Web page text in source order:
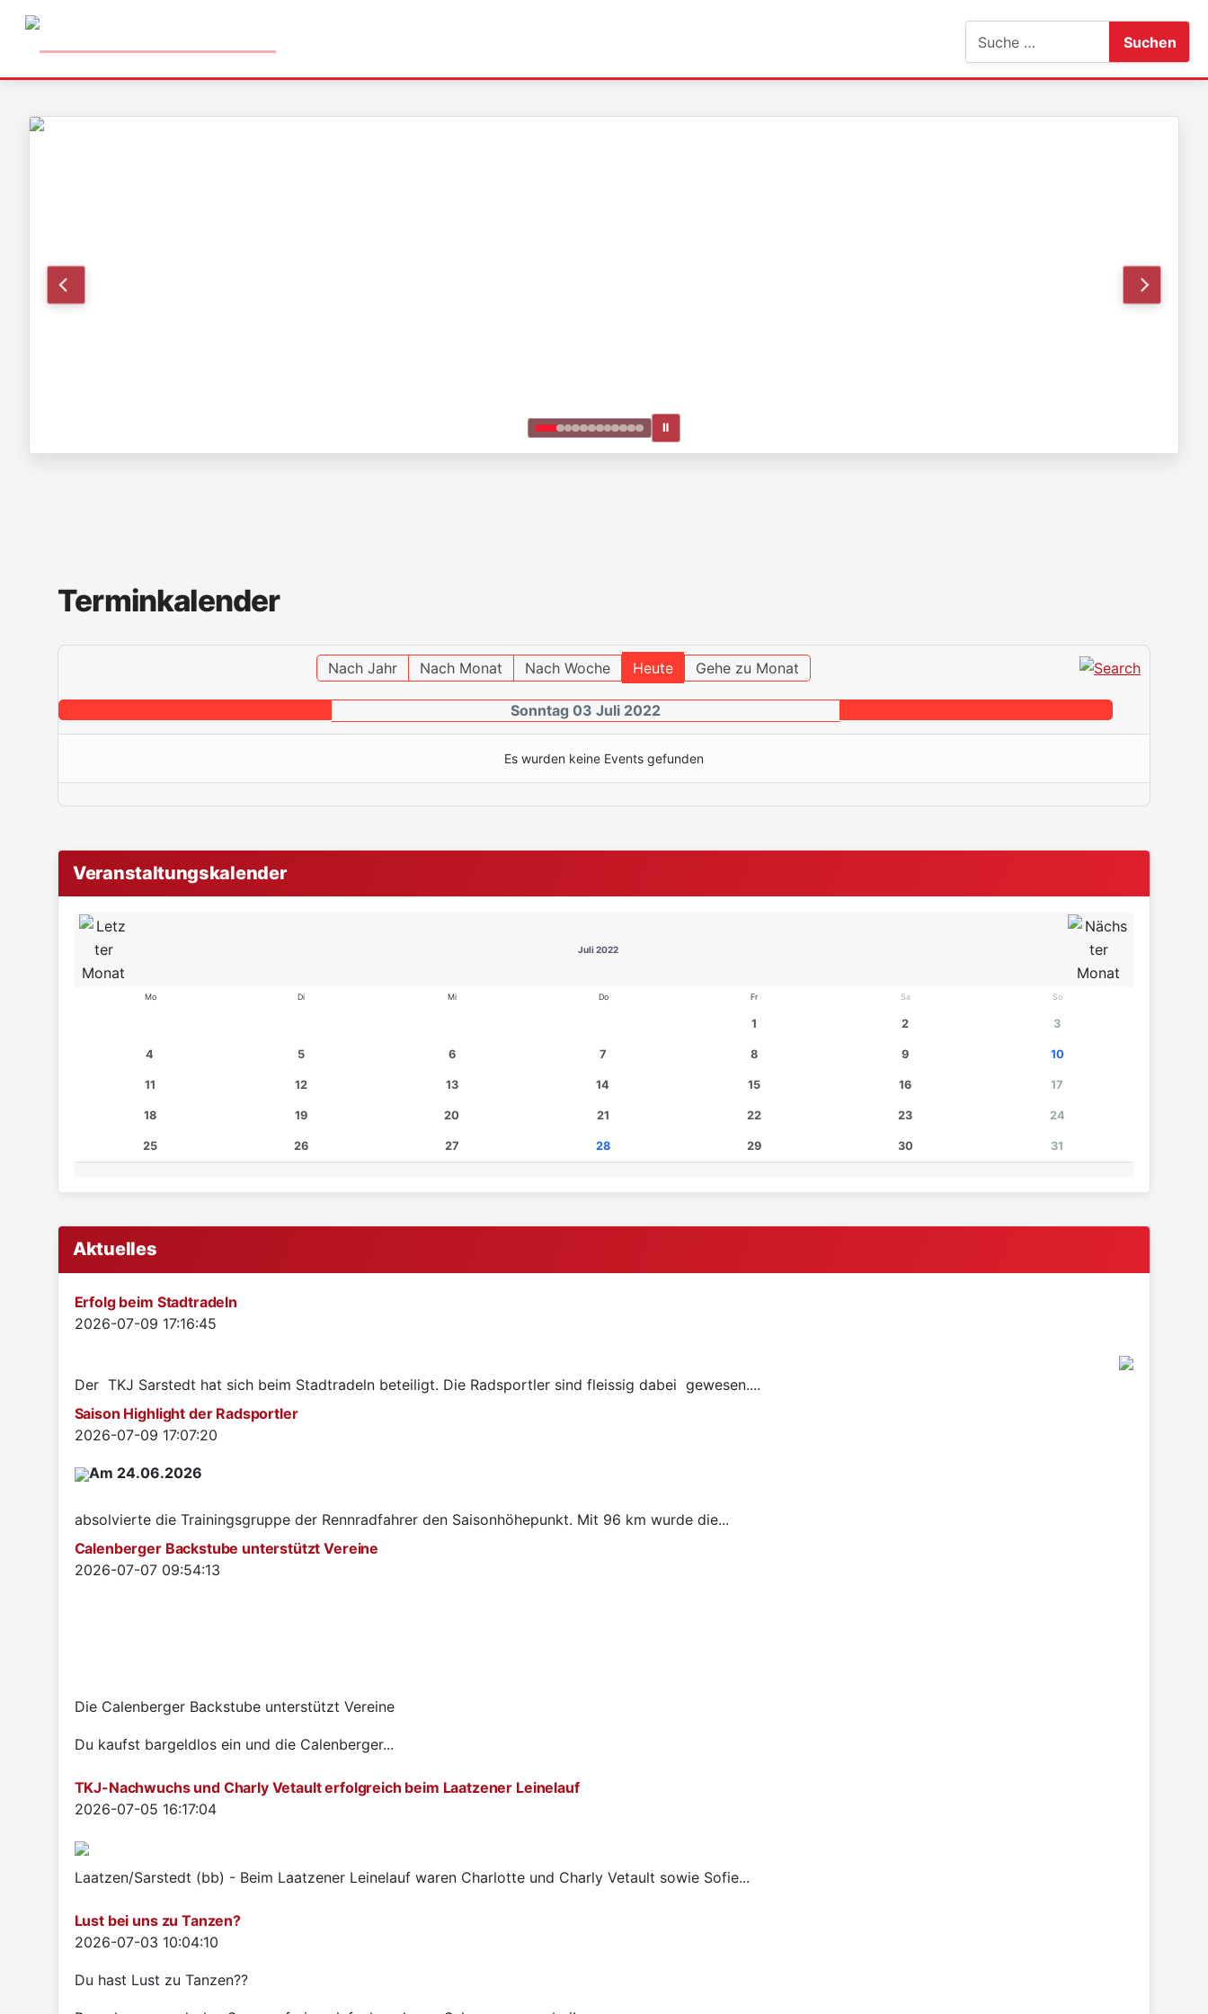
Suchen
Ⅱ
Terminkalender
Nach Jahr Nach Monat Nach Woche Heute Gehe zu Monat
Sonntag 03 Juli 2022
Es wurden keine Events gefunden
Veranstaltungskalender
Juli 2022
Mo Di Mi Do Fr Sa So
1 2 3
4 5 6 7 8 9 10
11 12 13 14 15 16 17
18 19 20 21 22 23 24
25 26 27 28 29 30 31
Aktuelles
Erfolg beim Stadtradeln
Details
2026-07-09 17:16:45
Der TKJ Sarstedt hat sich beim Stadtradeln beteiligt. Die Radsportler sind fleissig dabei gewesen....
Saison Highlight der Radsportler
Details
2026-07-09 17:07:20
Am 24.06.2026
absolvierte die Trainingsgruppe der Rennradfahrer den Saisonhöhepunkt. Mit 96 km wurde die...
Calenberger Backstube unterstützt Vereine
Details
2026-07-07 09:54:13
Die Calenberger Backstube unterstützt Vereine
Du kaufst bargeldlos ein und die Calenberger...
TKJ-Nachwuchs und Charly Vetault erfolgreich beim Laatzener Leinelauf
Details
2026-07-05 16:17:04
Laatzen/Sarstedt (bb) - Beim Laatzener Leinelauf waren Charlotte und Charly Vetault sowie Sofie...
Lust bei uns zu Tanzen?
Details
2026-07-03 10:04:10
Du hast Lust zu Tanzen??